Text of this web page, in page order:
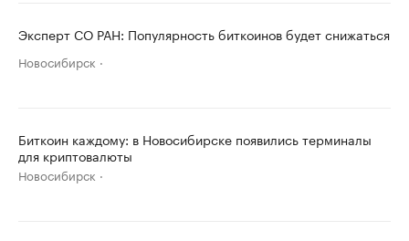
Эксперт СО РАН: Популярность биткоинов будет снижаться
Новосибирск
Биткоин каждому: в Новосибирске появились терминалы
для криптовалюты
Новосибирск